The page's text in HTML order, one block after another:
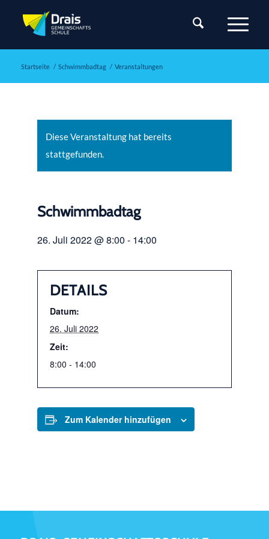
Startseite / Schwimmbadtag / Veranstaltungen
Diese Veranstaltung hat bereits
stattgefunden.
Schwimmbadtag
26. Juli 2022 @ 8:00 - 14:00
DETAILS
Datum:
26. Juli 2022
Zeit:
8:00 - 14:00
Zum Kalender hinzufügen